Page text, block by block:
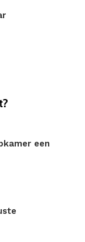
een